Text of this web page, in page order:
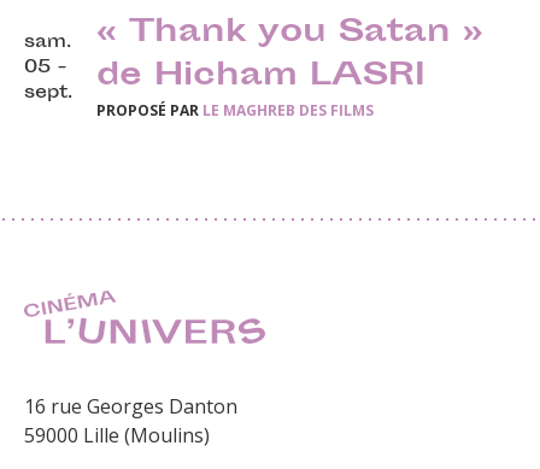
sam.
05 -
sept.
« Thank you Satan »
de Hicham LASRI
PROPOSÉ PAR LE MAGHREB DES FILMS
16 rue Georges Danton
59000 Lille (Moulins)